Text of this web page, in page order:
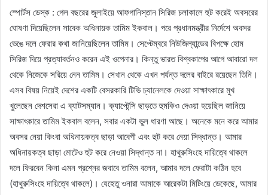
স্পোর্টস ডেস্ক : গেল বছরের জুলাইয়ে আফগানিস্তান সিরিজ চলাকালে হুট করেই অবসরের
ঘোষণা দিয়েছিলেন সাবেক অধিনায়ক তামিম ইকবাল। পরে প্রধানমন্ত্রীর নির্দেশে অবসর
ভেঙে দলে ফেরার কথা জানিয়েছিলেন তামিম। সেপ্টেম্বরে নিউজিল্যান্ডের বিপক্ষে হোম
সিরিজ দিয়ে প্রত্যাবর্তনও করেন এই ওপেনার। কিন্তু ভারত বিশ্বকাপের আগে আবারো দল
থেকে নিজেকে সরিয়ে নেন তামিম। সেখান থেকে এখন পর্যন্ত দলের বাইরে রয়েছেন তিনি।
এসব বিষয় নিয়েই দেশের একটি বেসরকারি টিভি চ্যানেলকে দেওয়া সাক্ষাৎকারে মুখ
খুলেছেন দেশসেরা এ ব্যাটসম্যান। ক্যাপ্টেন্সি ছাড়তে হুমকিও দেওয়া হয়েছিল জানিয়ে
সাক্ষাৎকারে তামিম ইকবাল বলেন, সবার একটা ভুল ধারণা আছে। অনেকে মনে করে আমার
অবসর নেয়া কিংবা অধিনায়কত্ব ছাড়া আবেগী এবং হুট করে নেয়া সিদ্ধান্ত। আমার
অধিনায়কত্ব ছাড়া মোটেও হুট করে নেওয়া সিদ্ধান্ত না। হাথুরুসিংহে দায়িত্বে থাকলে
দলে ফিরবেন কিনা এমন প্রশ্নের জবাবে তামিম বলেন, আমার দলে ফেরাটা কঠিন হবে
(হাথুরুসিংহে দায়িত্বে থাকলে)। যেহেতু ওনারা আমাকে আরেকটা মিটিংয়ে ডেকেছে, আমার